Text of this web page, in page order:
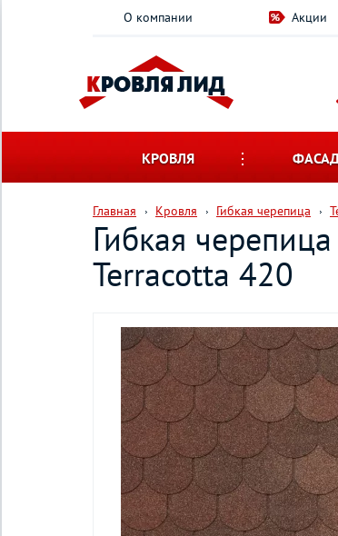
О компании Акции
КРОВЛЯ
Главная Кровля Гибкая черепица
Гибкая
Terracotta 420